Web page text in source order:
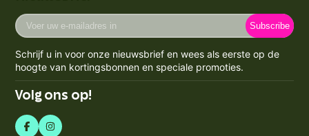
Klachten
Spaarpunten Programma
Retourneren & Annuleren
Cookie Policy
Contact
Blogs
Maandag - Vrijdag 09:00-17:00
KVK-nummer: 71550224
BTW-nummer: NL858759123b01
Voer
uw
mailadres
in
Subscribe
Schrijf u in voor onze nieuwsbrief en wees als eerste op de
hoogte van kortingsbonnen en speciale promoties.
Volg ons op!